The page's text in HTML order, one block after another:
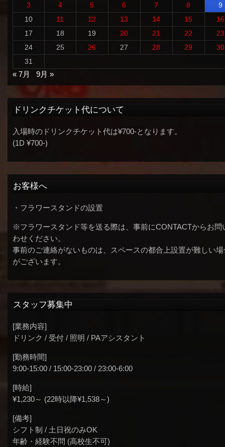
3
4 5 6 7 8
9
10
11 12 13 14 15
16
17
18 19 20 21 22
23
24
25 26 27 28 29
30
31
« 7月
9月 »
ドリンクチケット代について
入場時のドリンクチケット代は¥700-となります。
(1D ¥700-)
お客様へ
・フラワースタンドの設置
※フラワースタンド等を送る際は、事前にCONTACTからお問
わせください。
事前のご連絡がないものは、スペースの都合上設置が難しい場
がございます。
スタッフ募集中
[業務内容]
ドリンク / 受付 / 照明 / PAアシスタント
[勤務時間]
9:00-15:00 / 15:00-23:00 / 23:00-6:00
[時給]
¥1,230～ (22時以降¥1,538～)
[備考]
シフト制 / 土日祝のみOK
年齢・経験不問 (高校生不可)